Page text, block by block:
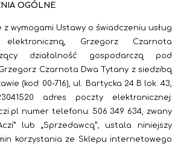
OGÓLNE
z wymogami Ustawy o świadczeniu usług
Grzegorz Czarnota
działalność gospodarczą pod
Czarnota Dwa Tytany z siedzibą
(kod: 00-716), ul. Bartycka 24 B lok. 43,
adres poczty elektronicznej:
numer telefonu: 506 349 634, zwany
lub „Sprzedawcą”, ustala niniejszy
korzystania ze Sklepu internetowego